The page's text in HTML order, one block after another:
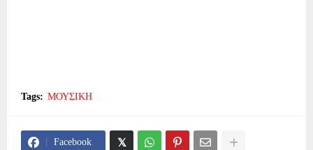
Tags: ΜΟΥΣΙΚΗ
Facebook